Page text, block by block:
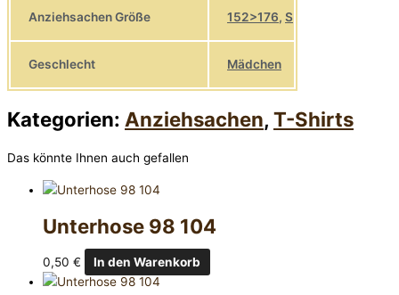
Anziehsachen Größe 152>176, S
Geschlecht Mädchen
Kategorien: Anziehsachen, T-Shirts
Das könnte Ihnen auch gefallen
Unterhose 98 104
0,50 € In den Warenkorb